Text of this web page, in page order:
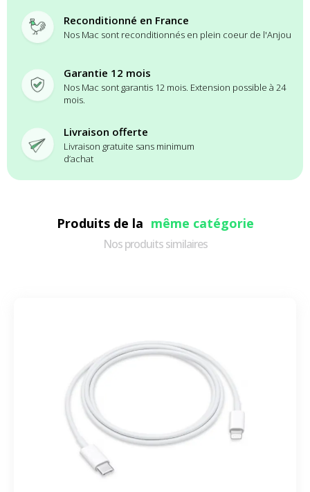
Reconditionné en France
Nos Mac sont reconditionnés en plein coeur de l'Anjou
Garantie 12 mois
Nos Mac sont garantis 12 mois. Extension possible à 24
mois.
Livraison offerte
Livraison gratuite sans minimum
d’achat
Produits de la même catégorie
Nos produits similaires